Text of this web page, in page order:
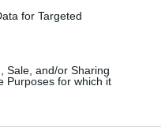
for Targeted
Sale, and/or Sharing
Purposes for which it